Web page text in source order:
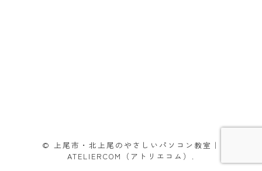
© 上尾市・北上尾のやさしいパソコン教室｜
ATELIERCOM（アトリエコム）.